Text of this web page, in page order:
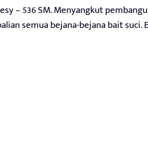
– 536 SM. Menyangkut
semua bejana-bejana bait suci.